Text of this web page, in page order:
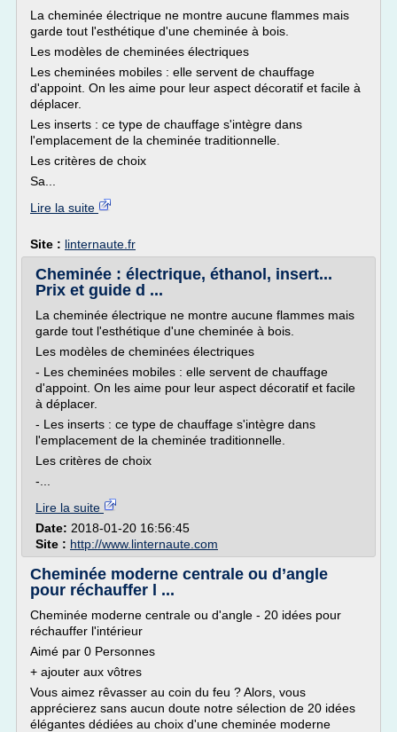
La cheminée électrique ne montre aucune flammes mais
garde tout l'esthétique d'une cheminée à bois.
Les modèles de cheminées électriques
Les cheminées mobiles : elle servent de chauffage
d'appoint. On les aime pour leur aspect décoratif et facile à
déplacer.
Les inserts : ce type de chauffage s'intègre dans
l'emplacement de la cheminée traditionnelle.
Les critères de choix
Sa...
Lire la suite
Site : linternaute.fr
Cheminée : électrique, éthanol, insert...
Prix et guide d ...
La cheminée électrique ne montre aucune flammes mais
garde tout l'esthétique d'une cheminée à bois.
Les modèles de cheminées électriques
- Les cheminées mobiles : elle servent de chauffage
d'appoint. On les aime pour leur aspect décoratif et facile
à déplacer.
- Les inserts : ce type de chauffage s'intègre dans
l'emplacement de la cheminée traditionnelle.
Les critères de choix
-...
Lire la suite
Date: 2018-01-20 16:56:45
Site : http://www.linternaute.com
Cheminée moderne centrale ou d’angle
pour réchauffer l ...
Cheminée moderne centrale ou d'angle - 20 idées pour
réchauffer l'intérieur
Aimé par 0 Personnes
+ ajouter aux vôtres
Vous aimez rêvasser au coin du feu ? Alors, vous
apprécierez sans aucun doute notre sélection de 20 idées
élégantes dédiées au choix d'une cheminée moderne